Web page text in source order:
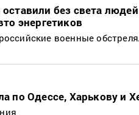
без света
энергетиков
военные
по Одессе, Харькову и